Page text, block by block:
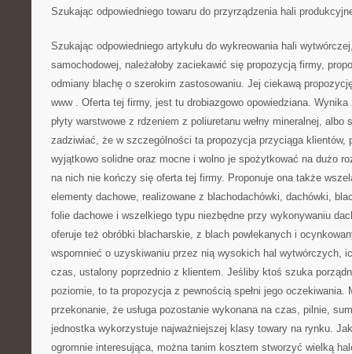
Szukając odpowiedniego towaru do przyrządzenia hali
Szukając odpowiedniego artykułu do wykreowania hali
samochodowej, należałoby zaciekawić się propozycją firmy,
odmiany blachę o szerokim zastosowaniu. Jej ciekawą
www . Oferta tej firmy, jest tu drobiazgowo opowiedziana.
płyty warstwowe z rdzeniem z poliuretanu wełny mineralnej, albo
zadziwiać, że w szczególności ta propozycja przyciąga klientów,
wyjątkowo solidne oraz mocne i wolno je spożytkować na dużo
na nich nie kończy się oferta tej firmy. Proponuje ona także
elementy dachowe, realizowane z blachodachówki, dachówki,
folie dachowe i wszelkiego typu niezbędne przy wykonywaniu
oferuje też obróbki blacharskie, z blach powlekanych i
wspomnieć o uzyskiwaniu przez nią wysokich hal wytwórczych,
czas, ustalony poprzednio z klientem. Jeśliby ktoś szuka
poziomie, to ta propozycja z pewnością spełni jego oczekiwania.
przekonanie, że usługa pozostanie wykonana na czas, pilnie,
jednostka wykorzystuje najważniejszej klasy towary na rynku.
ogromnie interesująca, można tanim kosztem stworzyć wielką